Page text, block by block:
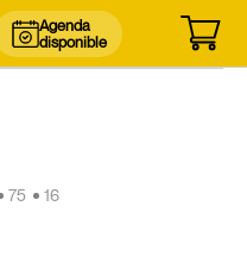
Agenda
disponible
75 16